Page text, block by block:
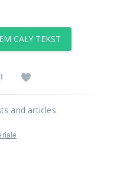
CAŁY TEKST
and articles